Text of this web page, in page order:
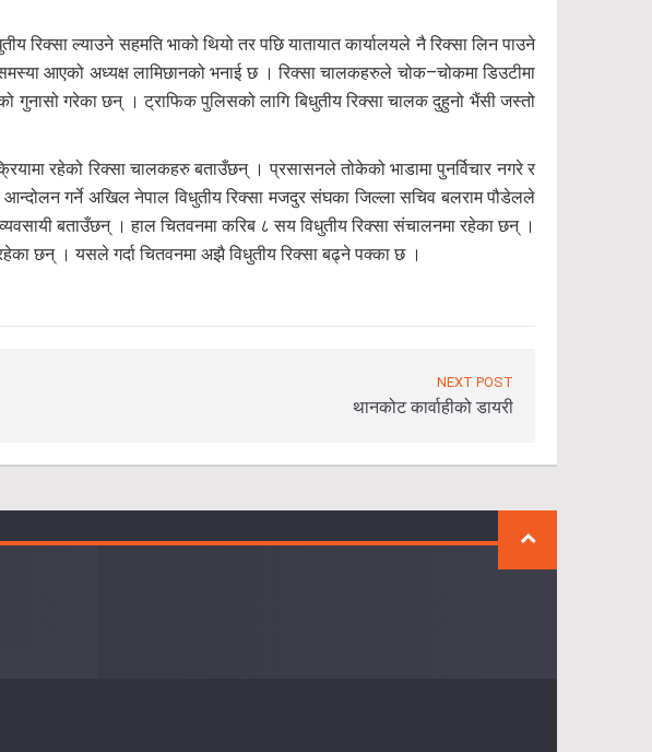
रिक्सा ल्याउने सहमति भाको थियो तर पछि यातायात कार्यालयले नै रिक्सा लिन पाउने
समस्या आएको अध्यक्ष लामिछानको भनाई छ । रिक्सा चालकहरुले चोक–चोकमा डिउटीमा
गुनासो गरेका छन् । ट्राफिक पुलिसको लागि बिधुतीय रिक्सा चालक दुहुनो भैंसी जस्तो
रहेको रिक्सा चालकहरु बताउँछन् । प्रसासनले तोकेको भाडामा पुनर्विचार नगरे र
गर्ने अखिल नेपाल विधुतीय रिक्सा मजदुर संघका जिल्ला सचिव बलराम पौडेलले
बताउँछन् । हाल चितवनमा करिब ८ सय विधुतीय रिक्सा संचालनमा रहेका छन् ।
छन् । यसले गर्दा चितवनमा अझै विधुतीय रिक्सा बढ्ने पक्का छ ।
NEXT POST
थानकोट कार्वाहीको डायरी